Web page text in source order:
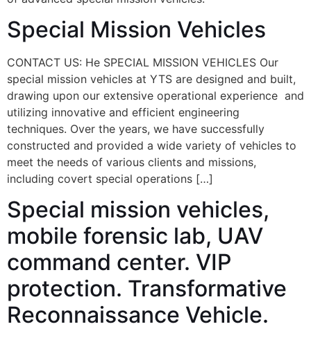
Special Mission Vehicles
CONTACT US: He SPECIAL MISSION VEHICLES Our
special mission vehicles at YTS are designed and built,
drawing upon our extensive operational experience and
utilizing innovative and efficient engineering
techniques. Over the years, we have successfully
constructed and provided a wide variety of vehicles to
meet the needs of various clients and missions,
including covert special operations […]
Special mission vehicles,
mobile forensic lab, UAV
command center. VIP
protection. Transformative
Reconnaissance Vehicle.